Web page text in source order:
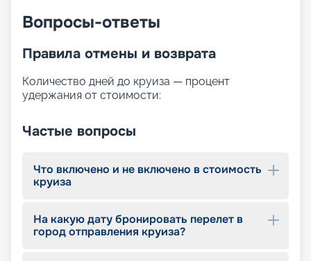
Вопросы-ответы
Правила отмены и возврата
Количество дней до круиза — процент
удержания от стоимости:
Частые вопросы
Что включено и не включено в стоимость
круиза
На какую дату бронировать перелет в
город отправления круиза?